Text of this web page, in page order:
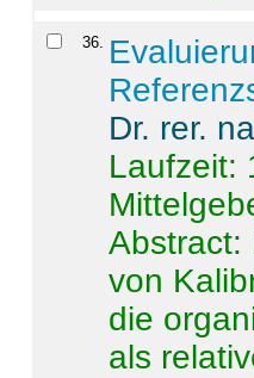
36.
Dr. rer.
Laufzeit:
Abstract:
von
die
als